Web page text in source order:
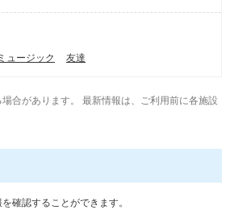
ミュージック 友達
合があります。 最新情報は、ご利用前に各施設
確認することができます。